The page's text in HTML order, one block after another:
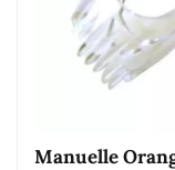
Manuelle